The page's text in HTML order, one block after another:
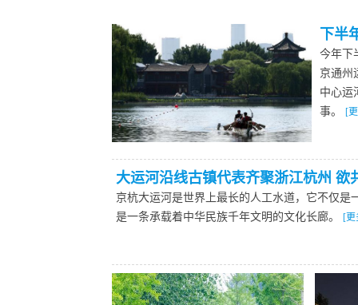
下
今年下
京通州
中心运
事。
[
大运河沿线古镇代表齐聚浙江杭州 欲
京杭大运河是世界上最长的人工水道，它不仅是
是一条承载着中华民族千年文明的文化长廊。
[更